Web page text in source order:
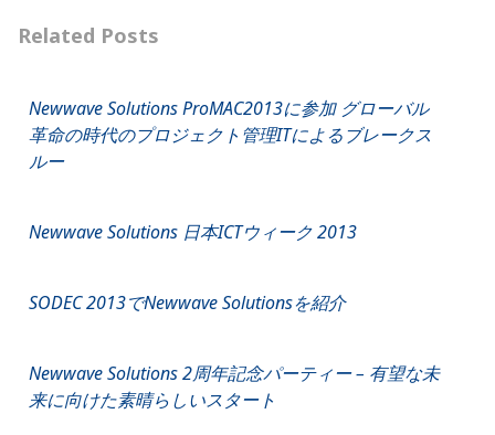
Related Posts
Newwave Solutions ProMAC2013に参加 グローバル
革命の時代のプロジェクト管理ITによるブレークス
ルー
Newwave Solutions 日本ICTウィーク 2013
SODEC 2013でNewwave Solutionsを紹介
Newwave Solutions 2周年記念パーティー – 有望な未
来に向けた素晴らしいスタート